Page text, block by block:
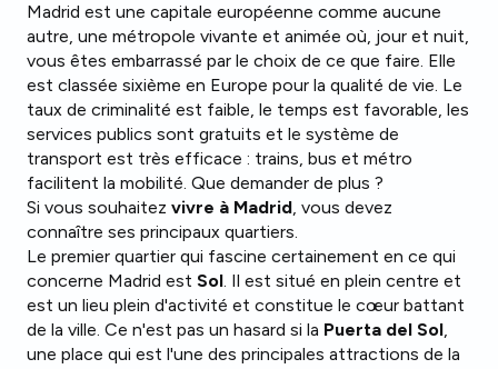
Madrid est une capitale européenne comme aucune
autre, une métropole vivante et animée où, jour et nuit,
vous êtes embarrassé par le choix de ce que faire. Elle
est classée sixième en Europe pour la qualité de vie. Le
taux de criminalité est faible, le temps est favorable, les
services publics sont gratuits et le système de
transport est très efficace : trains, bus et métro
facilitent la mobilité. Que demander de plus ?
Si vous souhaitez vivre à Madrid, vous devez
connaître ses principaux quartiers.
Le premier quartier qui fascine certainement en ce qui
concerne Madrid est Sol. Il est situé en plein centre et
est un lieu plein d'activité et constitue le cœur battant
de la ville. Ce n'est pas un hasard si la Puerta del Sol,
une place qui est l'une des principales attractions de la